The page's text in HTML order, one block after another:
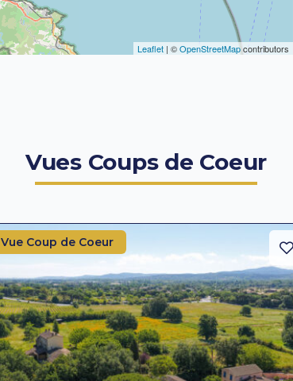
Leaflet| ©OpenStreetMapcontributors
Vues Coups de Coeur
Vue Coup de Coeur